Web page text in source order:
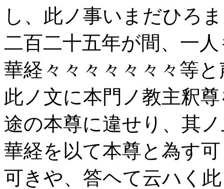
し、此ノ事いまだひろ
二百二十五年が間、一
華経々々々々々々々等
此ノ文に本門ノ教主釈
途の本尊に違せり、其
華経を以て本尊と為す
可きや、答ヘて云ハく